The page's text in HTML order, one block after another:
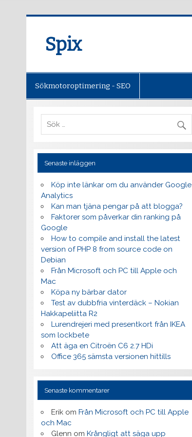
Spix
Sökmotoroptimering - SEO
Senaste inläggen
Köp inte länkar om du använder Google
Analytics
Kan man tjäna pengar på att blogga?
Faktorer som påverkar din ranking på
Google
How to compile and install the latest
version of PHP 8 from source code on
Debian
Från Microsoft och PC till Apple och
Mac
Köpa ny bärbar dator
Test av dubbfria vinterdäck – Nokian
Hakkapeliitta R2
Lurendrejeri med presentkort från IKEA
som lockbete
Att äga en Citroën C6 2.7 HDi
Office 365 sämsta versionen hittills
Senaste kommentarer
Erik omFrån Microsoft och PC till Apple
och Mac
Glenn omKrångligt att säga upp